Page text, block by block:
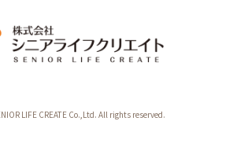
LIFE CREATE Co.,Ltd. All rights reserved.